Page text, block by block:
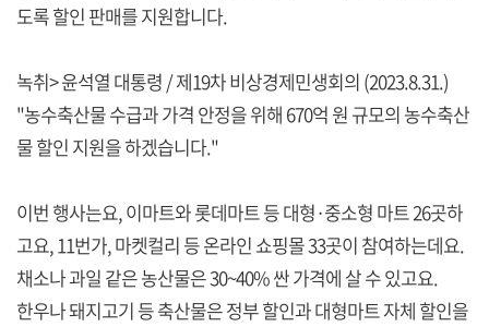
도록 할인 판매를 지원합니다.
녹취> 윤석열 대통령 / 제19차 비상경제민생회의 (2023.8.31.)
"농수축산물 수급과 가격 안정을 위해 670억 원 규모의 농수축산
물 할인 지원을 하겠습니다."
이번 행사는요, 이마트와 롯데마트 등 대형·중소형 마트 26곳하
고요, 11번가, 마켓컬리 등 온라인 쇼핑몰 33곳이 참여하는데요.
채소나 과일 같은 농산물은 30~40% 싼 가격에 살 수 있고요.
한우나 돼지고기 등 축산물은 정부 할인과 대형마트 자체 할인을